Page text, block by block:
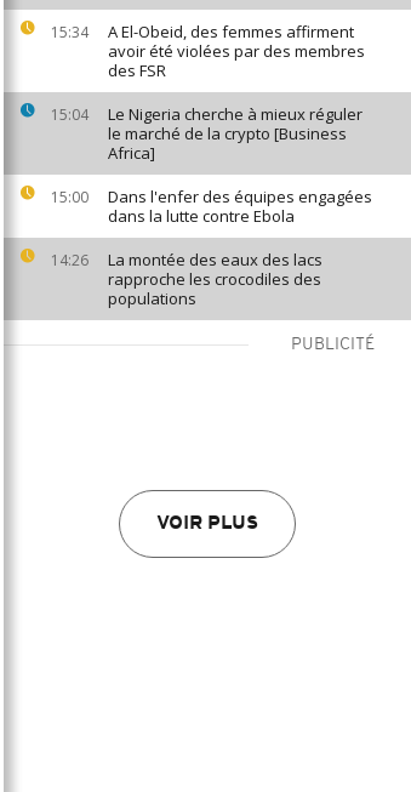
15:34
A El-Obeid, des femmes affirment
avoir été violées par des membres
des FSR
15:04
Le Nigeria cherche à mieux réguler
le marché de la crypto [Business
Africa]
15:00
Dans l'enfer des équipes engagées
dans la lutte contre Ebola
14:26
La montée des eaux des lacs
rapproche les crocodiles des
populations
PUBLICITÉ
VOIR PLUS